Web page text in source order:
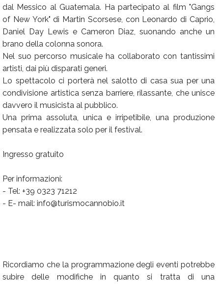
dal Messico al Guatemala. Ha partecipato al film "Gangs
of New York" di Martin Scorsese, con Leonardo di Caprio,
Daniel Day Lewis e Cameron Diaz, suonando anche un
brano della colonna sonora.
Nel suo percorso musicale ha collaborato con tantissimi
artisti, dai più disparati generi.
Lo spettacolo ci porterà nel salotto di casa sua per una
condivisione artistica senza barriere, rilassante, che unisce
davvero il musicista al pubblico.
Una prima assoluta, unica e irripetibile, una produzione
pensata e realizzata solo per il festival.
Ingresso gratuito
Per informazioni:
- Tel: +39 0323 71212
- E- mail: info@turismocannobio.it
Ricordiamo che la programmazione degli eventi potrebbe
subire delle modifiche in quanto si tratta di una